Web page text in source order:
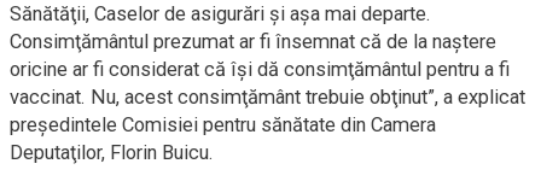
Sănătăţii, Caselor de asigurări şi aşa mai departe.
Consimţământul prezumat ar fi însemnat că de la naştere
oricine ar fi considerat că îşi dă consimţământul pentru a fi
vaccinat. Nu, acest consimţământ trebuie obţinut”, a explicat
preşedintele Comisiei pentru sănătate din Camera
Deputaţilor, Florin Buicu.